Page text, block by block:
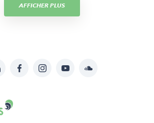
AFFICHER PLUS
LinkedInFacebookInstagramYouTubeSoundcloud